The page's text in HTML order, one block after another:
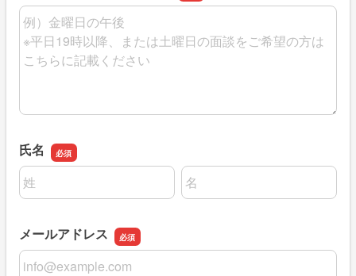
相談ご希望の曜日や時間帯
氏名
名前の姓
名前の名
メールアドレス
メールアドレス